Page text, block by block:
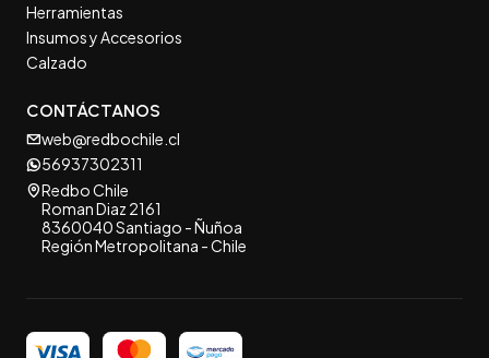
Herramientas
Insumos y Accesorios
Calzado
CONTÁCTANOS
web@redbochile.cl
56937302311
Redbo Chile
Roman Diaz 2161
8360040 Santiago - Ñuñoa
Región Metropolitana - Chile